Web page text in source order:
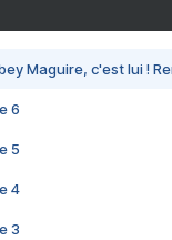
Maguire, c'est lui !
6
5
4
3